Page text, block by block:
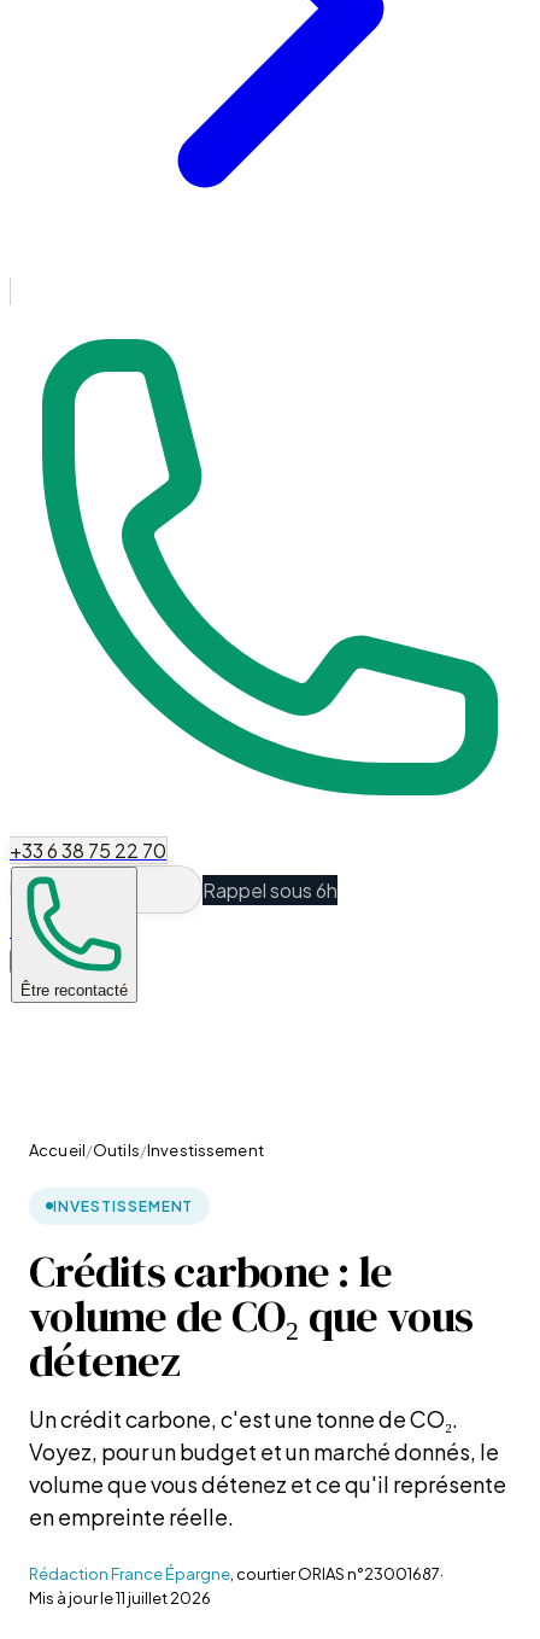
+33 6 38 75 22 70
Être recontacté
Rappel sous 6h
Espace Client
Accueil/Outils/Investissement
INVESTISSEMENT
Crédits carbone : le
volume de CO₂ que vous
détenez
Un crédit carbone, c'est une tonne de CO₂.
Voyez, pour un budget et un marché donnés, le
volume que vous détenez et ce qu'il représente
en empreinte réelle.
Rédaction France Épargne , courtier ORIAS n°23001687·
Mis à jour le11 juillet 2026